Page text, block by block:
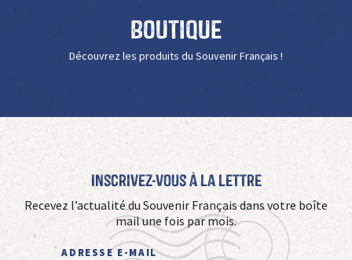
Boutique
Découvrez les produits du Souvenir Français !
Inscrivez-vous à La Lettre
Recevez l’actualité du Souvenir Français dans votre boîte
mail une fois par mois.
ADRESSE E-MAIL